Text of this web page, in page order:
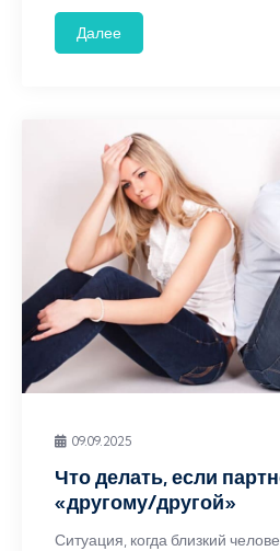
Далее
09.09.2025
Что делать, если
«другому/другой»
Ситуация, когда близкий